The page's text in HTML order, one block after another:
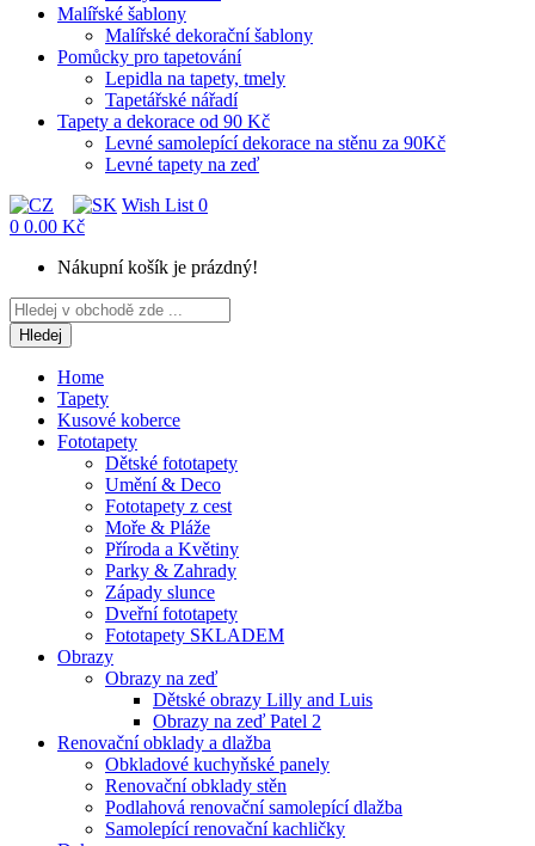
Malířské šablony
Malířské dekorační šablony
Pomůcky pro tapetování
Lepidla na tapety, tmely
Tapetářské nářadí
Tapety a dekorace od 90 Kč
Levné samolepící dekorace na stěnu za 90Kč
Levné tapety na zeď
Wish List 0
0 0.00 Kč
Nákupní košík je prázdný!
Hledej
Home
Tapety
Kusové koberce
Fototapety
Dětské fototapety
Umění & Deco
Fototapety z cest
Moře & Pláže
Příroda a Květiny
Parky & Zahrady
Západy slunce
Dveřní fototapety
Fototapety SKLADEM
Obrazy
Obrazy na zeď
Dětské obrazy Lilly and Luis
Obrazy na zeď Patel 2
Renovační obklady a dlažba
Obkladové kuchyňské panely
Renovační obklady stěn
Podlahová renovační samolepící dlažba
Samolepící renovační kachličky